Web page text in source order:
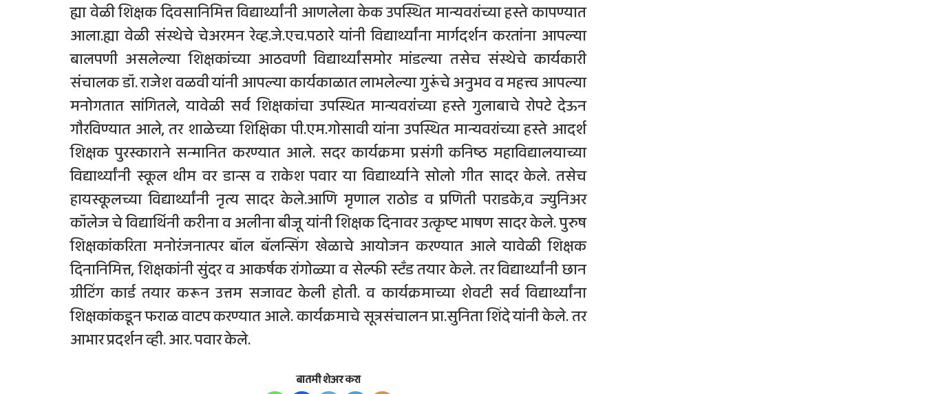
ह्या वेळी शिक्षक दिवसानिमित्त विद्यार्थ्यांनी आणलेला केक उपस्थित मान्यवरांच्या हस्ते कापण्यात
आला.ह्या वेळी संस्थेचे चेअरमन रेव्ह.जे.एच.पठारे यांनी विद्यार्थ्यांना मार्गदर्शन करतांना आपल्या
बालपणी असलेल्या शिक्षकांच्या आठवणी विद्यार्थ्यांसमोर मांडल्या तसेच संस्थेचे कार्यकारी
संचालक डॉ. राजेश वळवी यांनी आपल्या कार्यकाळात लाभलेल्या गुरूंचे अनुभव व महत्त्व आपल्या
मनोगतात सांगितले, यावेळी सर्व शिक्षकांचा उपस्थित मान्यवरांच्या हस्ते गुलाबाचे रोपटे देऊन
गौरविण्यात आले, तर शाळेच्या शिक्षिका पी.एम.गोसावी यांना उपस्थित मान्यवरांच्या हस्ते आदर्श
शिक्षक पुरस्काराने सन्मानित करण्यात आले. सदर कार्यक्रमा प्रसंगी कनिष्ठ महाविद्यालयाच्या
विद्यार्थ्यांनी स्कूल थीम वर डान्स व राकेश पवार या विद्यार्थ्याने सोलो गीत सादर केले. तसेच
हायस्कूलच्या विद्यार्थ्यांनी नृत्य सादर केले.आणि मृणाल राठोड व प्रणिती पराडके,व ज्युनिअर
कॉलेज चे विद्यार्थिनी करीना व अलीना बीजू यांनी शिक्षक दिनावर उत्कृष्ट भाषण सादर केले. पुरुष
शिक्षकांकरिता मनोरंजनात्पर बॉल बॅलन्सिंग खेळाचे आयोजन करण्यात आले यावेळी शिक्षक
दिनानिमित्त, शिक्षकांनी सुंदर व आकर्षक रांगोळ्या व सेल्फी स्टँड तयार केले. तर विद्यार्थ्यांनी छान
ग्रीटिंग कार्ड तयार करून उत्तम सजावट केली होती. व कार्यक्रमाच्या शेवटी सर्व विद्यार्थ्यांना
शिक्षकांकडून फराळ वाटप करण्यात आले. कार्यक्रमाचे सूत्रसंचालन प्रा.सुनिता शिंदे यांनी केले. तर
आभार प्रदर्शन व्ही. आर. पवार केले.
बातमी शेअर करा